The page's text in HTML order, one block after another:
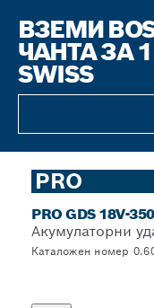
ВЗЕМИ
ЧАНТА ЗА
SWISS
PRO
PRO GDS 18V-350
Акумулаторни
Каталожен номер